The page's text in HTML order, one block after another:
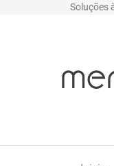
Soluções